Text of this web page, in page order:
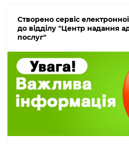
Створено сервіс
до відділу "Центр надання
послуг"